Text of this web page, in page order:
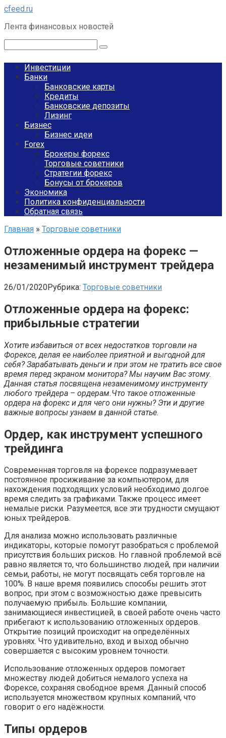
Перейти
контенту
cfeed.ru
Лента финансовых новостей
Инвестиции
Банки
Банковские карты
Кредиты
Банковские депозиты
Лизинг
Бизнес
Бизнес идеи
Forex
Брокеры форекс
Торговые советники
Стратегии форекс
Бонусы от брокеров
Экономика
Политика конфиденциальности
Обратная связь
Главная » Торговые советники
Отложенные ордера на форекс —
незаменимый инструмент трейдера
26/01/2020Рубрика: Торговые советники
Отложенные ордера на форекс:
прибыльные стратегии
Хотите избавиться от всех недостатков торговли на
Форексе, делая ее наиболее приятной и выгодной для
себя? Зарабатывать деньги и при этом не тратить все свое
время перед экраном монитора? Мы научим Вас этому.
Данная статья посвящена незаменимому инструменту
любого трейдера – ордерам.Что такое отложенные
ордера на форекс и для чего они нужны? Эти и другие
важные вопросы узнаем в данной статье.
Ордер, как инструмент успешного
трейдинга
Современная торговля на форексе подразумевает
постоянное просиживание за компьютером, для
нахождения подходящих условий необходимо долгое
время следить за графиками. Также процесс имеет
немалые риски. Разумеется, все эти трудности смущают
юных трейдеров.
Для анализа можно использовать различные
индикаторы, которые помогут разобраться с проблемой
присутствия больших рисков. Но главной проблемой всё
равно является то, что большинство людей, при наличии
семьи, работы, не могут посвящать себя торговле на
100%. В наше время появились способы решить этот
вопрос, при этом с возможностью даже превысить
получаемую прибыль. Большие компании,
занимающиеся инвестицией, в своей работе очень часто
прибегают к использованию отложенных ордеров.
Открытие позиций происходит на определённых
уровнях. Что удивительно, вход и выход обычно
совершается с высоким уровнем точности.
Использование отложенных ордеров помогает
множеству людей добиться немалого успеха на
Форексе, сохраняя свободное время. Данный способ
используется множеством крупных компаний, что
говорит о его надёжности.
Типы ордеров